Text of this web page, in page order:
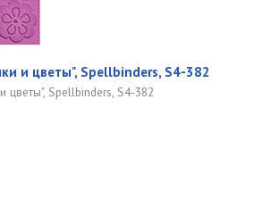
и цветы", Spellbinders, S4-382
Spellbinders, S4-382